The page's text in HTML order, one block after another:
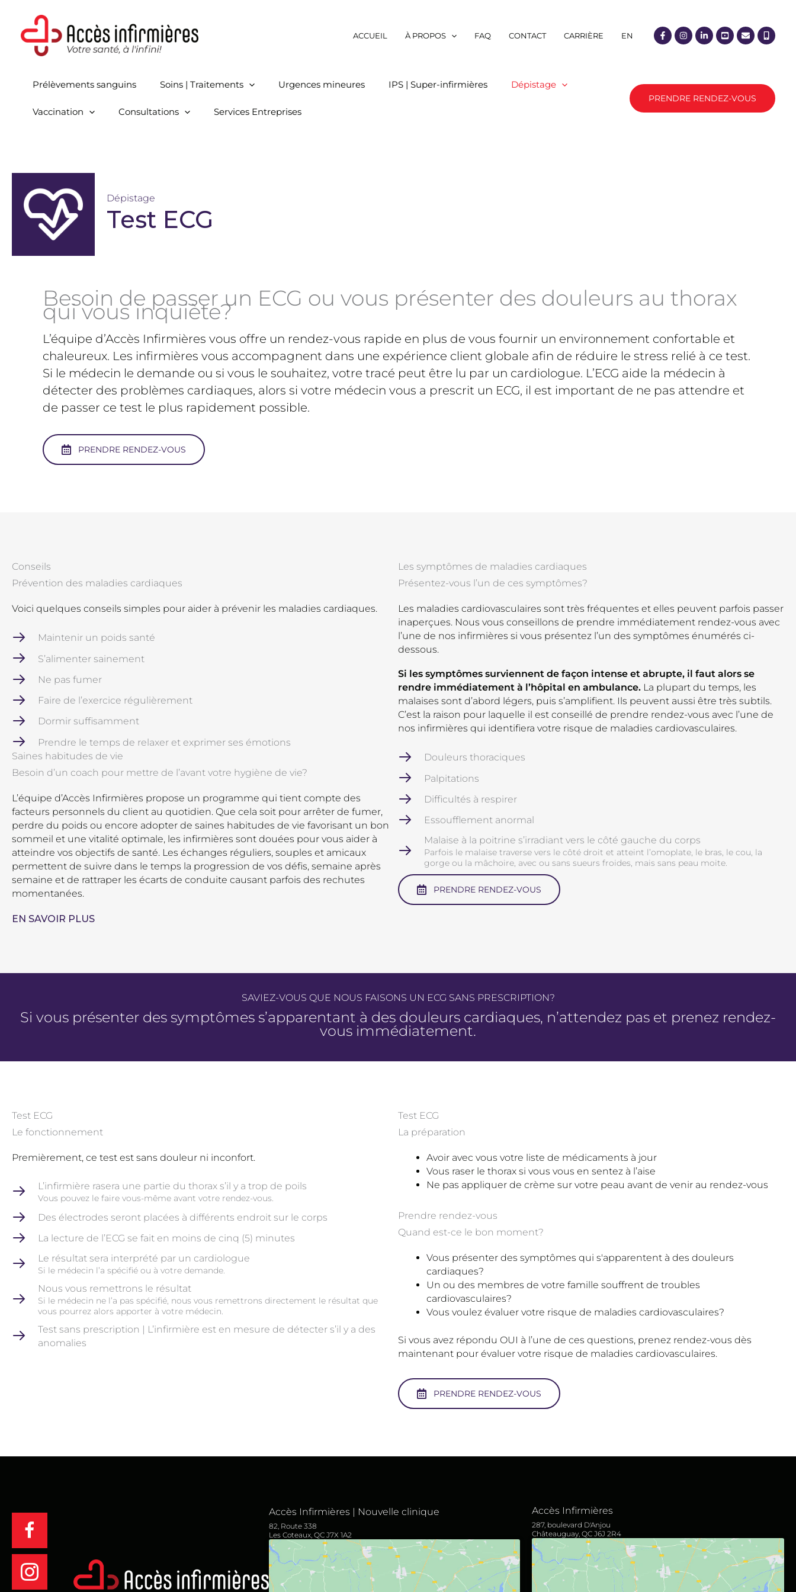
contenu
ACCUEIL À PROPOS FAQ CONTACT CARRIÈRE EN
Prélèvements sanguins Soins | Traitements Urgences mineures IPS | Super-infirmières Dépistage
Vaccination Consultations Services Entreprises
PRENDRE RENDEZ-VOUS
Dépistage
Test ECG
Besoin de passer un ECG ou vous présenter des douleurs au thorax
qui vous inquiète?
L’équipe d’Accès Infirmières vous offre un rendez-vous rapide en plus de vous fournir un environnement confortable et
chaleureux. Les infirmières vous accompagnent dans une expérience client globale afin de réduire le stress relié à ce test.
Si le médecin le demande ou si vous le souhaitez, votre tracé peut être lu par un cardiologue. L’ECG aide la médecin à
détecter des problèmes cardiaques, alors si votre médecin vous a prescrit un ECG, il est important de ne pas attendre et
de passer ce test le plus rapidement possible.
PRENDRE RENDEZ-VOUS
Conseils
Prévention des maladies cardiaques
Voici quelques conseils simples pour aider à prévenir les maladies cardiaques.
Maintenir un poids santé
S’alimenter sainement
Ne pas fumer
Faire de l’exercice régulièrement
Dormir suffisamment
Prendre le temps de relaxer et exprimer ses émotions
Saines habitudes de vie
Besoin d’un coach pour mettre de l’avant votre hygiène de vie?
L’équipe d’Accès Infirmières propose un programme qui tient compte des
facteurs personnels du client au quotidien. Que cela soit pour arrêter de fumer,
perdre du poids ou encore adopter de saines habitudes de vie favorisant un bon
sommeil et une vitalité optimale, les infirmières sont douées pour vous aider à
atteindre vos objectifs de santé. Les échanges réguliers, souples et amicaux
permettent de suivre dans le temps la progression de vos défis, semaine après
semaine et de rattraper les écarts de conduite causant parfois des rechutes
momentanées.
EN SAVOIR PLUS
Les symptômes de maladies cardiaques
Présentez-vous l’un de ces symptômes?
Les maladies cardiovasculaires sont très fréquentes et elles peuvent parfois passer
inaperçues. Nous vous conseillons de prendre immédiatement rendez-vous avec
l’une de nos infirmières si vous présentez l’un des symptômes énumérés ci-
dessous.
Si les symptômes surviennent de façon intense et abrupte, il faut alors se
rendre immédiatement à l’hôpital en ambulance. La plupart du temps, les
malaises sont d’abord légers, puis s’amplifient. Ils peuvent aussi être très subtils.
C’est la raison pour laquelle il est conseillé de prendre rendez-vous avec l’une de
nos infirmières qui identifiera votre risque de maladies cardiovasculaires.
Douleurs thoraciques
Palpitations
Difficultés à respirer
Essoufflement anormal
Malaise à la poitrine s’irradiant vers le côté gauche du corps
Parfois le malaise traverse vers le côté droit et atteint l’omoplate, le bras, le cou, la
gorge ou la mâchoire, avec ou sans sueurs froides, mais sans peau moite.
PRENDRE RENDEZ-VOUS
SAVIEZ-VOUS QUE NOUS FAISONS UN ECG SANS PRESCRIPTION?
Si vous présenter des symptômes s’apparentant à des douleurs cardiaques, n’attendez pas et prenez rendez-
vous immédiatement.
Test ECG
Le fonctionnement
Premièrement, ce test est sans douleur ni inconfort.
L’infirmière rasera une partie du thorax s’il y a trop de poils
Vous pouvez le faire vous-même avant votre rendez-vous.
Des électrodes seront placées à différents endroit sur le corps
La lecture de l’ECG se fait en moins de cinq (5) minutes
Le résultat sera interprété par un cardiologue
Si le médecin l’a spécifié ou à votre demande.
Nous vous remettrons le résultat
Si le médecin ne l’a pas spécifié, nous vous remettrons directement le résultat que
vous pourrez alors apporter à votre médecin.
Test sans prescription | L’infirmière est en mesure de détecter s’il y a des
anomalies
Test ECG
La préparation
Avoir avec vous votre liste de médicaments à jour
Vous raser le thorax si vous vous en sentez à l’aise
Ne pas appliquer de crème sur votre peau avant de venir au rendez-vous
Prendre rendez-vous
Quand est-ce le bon moment?
Vous présenter des symptômes qui s'apparentent à des douleurs
cardiaques?
Un ou des membres de votre famille souffrent de troubles
cardiovasculaires?
Vous voulez évaluer votre risque de maladies cardiovasculaires?
Si vous avez répondu OUI à l’une de ces questions, prenez rendez-vous dès
maintenant pour évaluer votre risque de maladies cardiovasculaires.
PRENDRE RENDEZ-VOUS
Accès Infirmières | Nouvelle clinique
82, Route 338
Les Coteaux, QC J7X 1A2
Accès Infirmières
287, boulevard D'Anjou
Châteauguay, QC J6J 2R4